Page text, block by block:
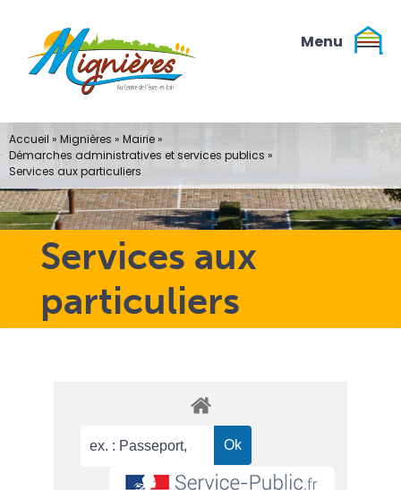
contenu
Services aux
particuliers
Accueil » Mignières » Mairie»
Démarches administratives et services publics »
Services aux particuliers